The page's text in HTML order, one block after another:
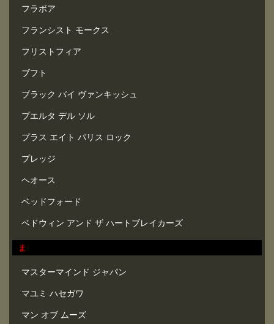
フラボア
フランシスト モークス
フリストフィア
ブフト
ブラック バイ ヴァンキッシュ
プエルタ デル ソル
プラス エイト パリス ロック
プレッジ
ヘオース
ベッドフォード
ベドウィン アンド ザ ハートブレイカーズ
ま
マスターマインド ジャパン
マユミ ハセガワ
マン オブ ムーズ